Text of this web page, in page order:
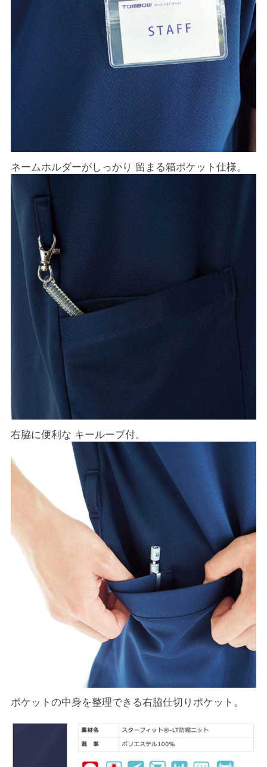
ネームホルダーがしっかり 留まる箱ポケット仕様。
右脇に便利な キーループ付。
ポケットの中身を整理できる右脇仕切りポケット。